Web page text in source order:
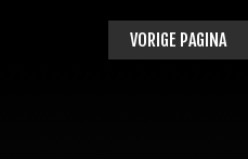
VORIGE PAGINA